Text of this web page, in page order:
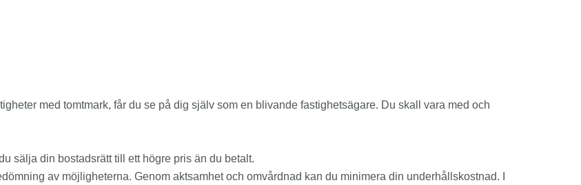
med tomtmark, får du se på dig själv som en blivande fastighetsägare. Du skall vara med och
sälja din bostadsrätt till ett högre pris än du betalt.
av möjligheterna. Genom aktsamhet och omvårdnad kan du minimera din underhållskostnad. I